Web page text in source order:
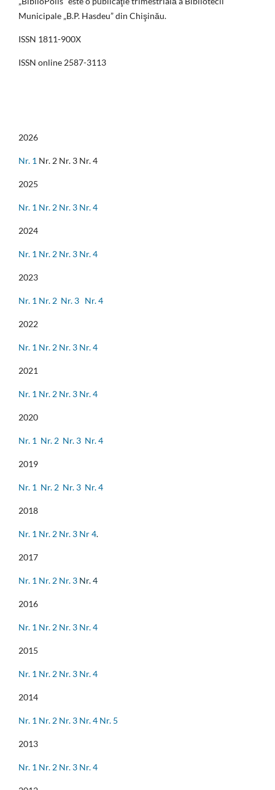
Municipale „B.P. Hasdeu” din Chişinău.
ISSN 1811-900X
ISSN online 2587-3113
2026
Nr. 1 Nr. 2 Nr. 3 Nr. 4
2025
Nr. 1 Nr. 2 Nr. 3 Nr. 4
2024
Nr. 1 Nr. 2 Nr. 3 Nr. 4
2023
Nr. 1 Nr. 2 Nr. 3 Nr. 4
2022
Nr. 1 Nr. 2 Nr. 3 Nr. 4
2021
Nr. 1 Nr. 2 Nr. 3 Nr. 4
2020
Nr. 1 Nr. 2 Nr. 3 Nr. 4
2019
Nr. 1 Nr. 2 Nr. 3 Nr. 4
2018
Nr. 1 Nr. 2 Nr. 3 Nr 4.
2017
Nr. 1 Nr. 2 Nr. 3 Nr. 4
2016
Nr. 1 Nr. 2 Nr. 3 Nr. 4
2015
Nr. 1 Nr. 2 Nr. 3 Nr. 4
2014
Nr. 1 Nr. 2 Nr. 3 Nr. 4 Nr. 5
2013
Nr. 1 Nr. 2 Nr. 3 Nr. 4